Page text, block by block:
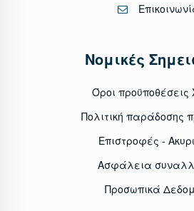
Νομικές
Όροι προϋποθέσεις
Πολιτική παράδοσης
Επιστροφές -
Ασφάλεια
Προσωπικά